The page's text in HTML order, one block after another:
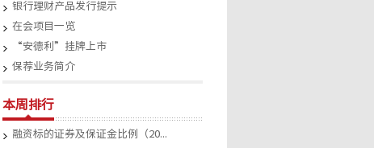
银行理财产品发行提示
在会项目一览
“安德利”挂牌上市
保荐业务简介
本周排行
融资标的证券及保证金比例（20...